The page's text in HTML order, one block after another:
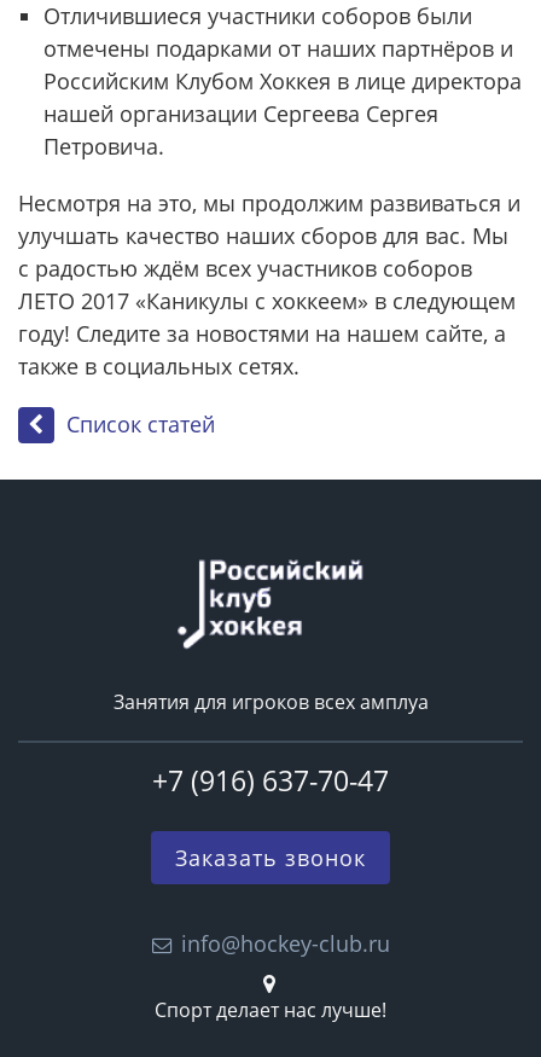
Отличившиеся участники соборов были
отмечены подарками от наших партнёров и
Российским Клубом Хоккея в лице директора
нашей организации Сергеева Сергея
Петровича.
Несмотря на это, мы продолжим развиваться и
улучшать качество наших сборов для вас. Мы
с радостью ждём всех участников соборов
ЛЕТО 2017 «Каникулы с хоккеем» в следующем
году! Следите за новостями на нашем сайте, а
также в социальных сетях.
Список статей
Занятия для игроков всех амплуа
+7 (916) 637-70-47
Заказать звонок
info@hockey-club.ru
Спорт делает нас лучше!